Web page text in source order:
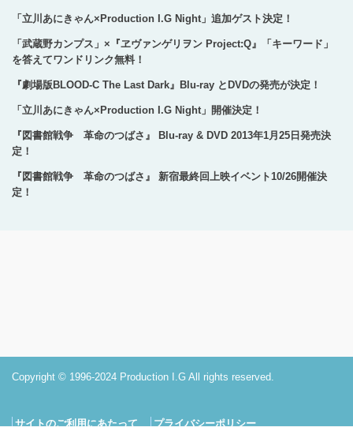
「立川あにきゃん×Production I.G Night」追加ゲスト決定！
「武蔵野カンプス」×『ヱヴァンゲリヲン Project:Q』「キーワード」
を答えてワンドリンク無料！
『劇場版BLOOD-C The Last Dark』Blu-ray とDVDの発売が決定！
「立川あにきゃん×Production I.G Night」開催決定！
『図書館戦争 革命のつばさ』 Blu-ray & DVD 2013年1月25日発売決
定！
『図書館戦争 革命のつばさ』 新宿最終回上映イベント10/26開催決
定！
Copyright © 1996-2024 Production I.G All rights reserved.
サイトのご利用にあたって プライバシーポリシー